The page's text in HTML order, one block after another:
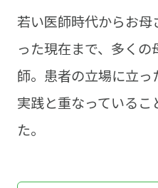
若い医師時代からお
った現在まで、多く
師。患者の立場に立
実践と重なっているこ
た。